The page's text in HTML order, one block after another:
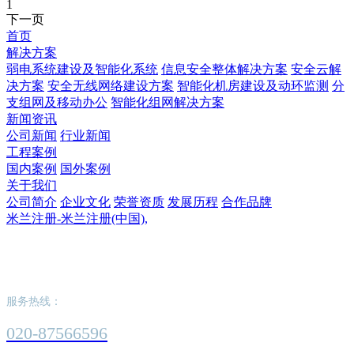
1
下一页
首页
解决方案
弱电系统建设及智能化系统 信息安全整体解决方案 安全云解
决方案 安全无线网络建设方案 智能化机房建设及动环监测 分
支组网及移动办公 智能化组网解决方案
新闻资讯
公司新闻 行业新闻
工程案例
国内案例 国外案例
关于我们
公司简介 企业文化 荣誉资质 发展历程 合作品牌
米兰注册-米兰注册(中国),
服务热线：
020-87566596